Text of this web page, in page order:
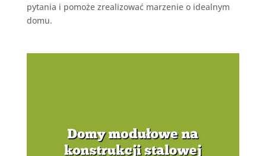
pytania i pomoże zrealizować marzenie o idealnym
domu.